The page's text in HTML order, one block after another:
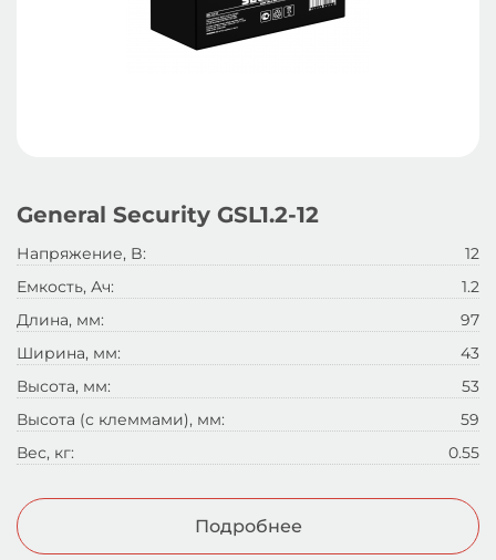
General Security GSL1.2-12
Напряжение, B:
12
Емкость, Ач:
1.2
Длина, мм:
97
Ширина, мм:
43
Высота, мм:
53
Высота (с клеммами), мм:
59
Вес, кг:
0.55
Подробнее